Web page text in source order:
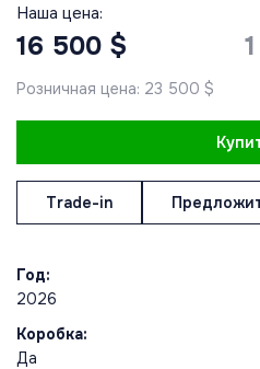
Наша цена:
16 500 $
Розничная цена: 23 500 $
Trade-in
Год:
2026
Коробка:
Да